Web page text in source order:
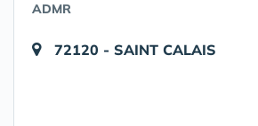
ADMR
72120 - SAINT CALAIS